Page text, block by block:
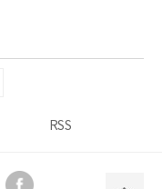
RSS